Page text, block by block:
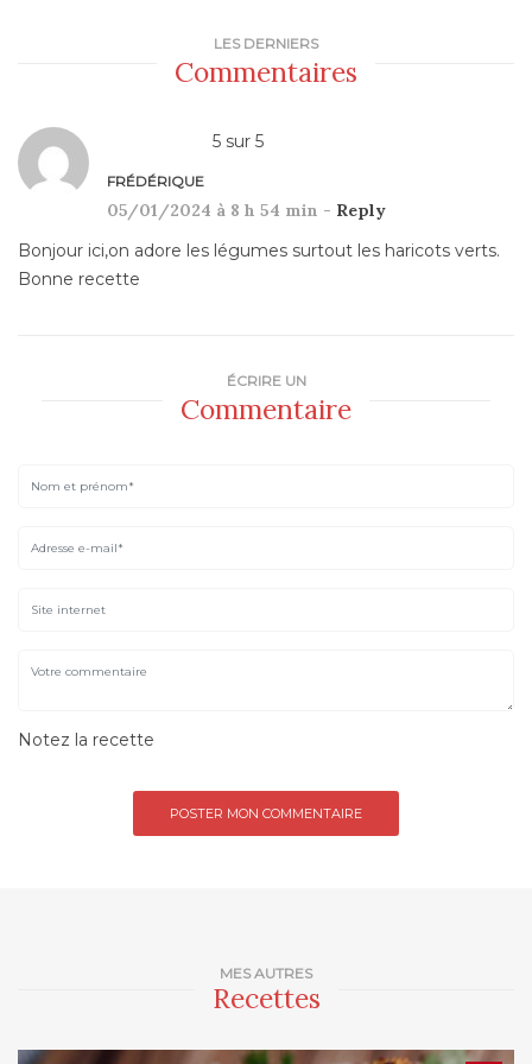
MES AUTRES
Recettes
LES DERNIERS
Commentaires
5 sur 5
FRÉDÉRIQUE
05/01/2024 à 8 h 54 min - Reply
Bonjour ici,on adore les légumes surtout les haricots verts.
Bonne recette
ÉCRIRE UN
Commentaire
Notez la recette